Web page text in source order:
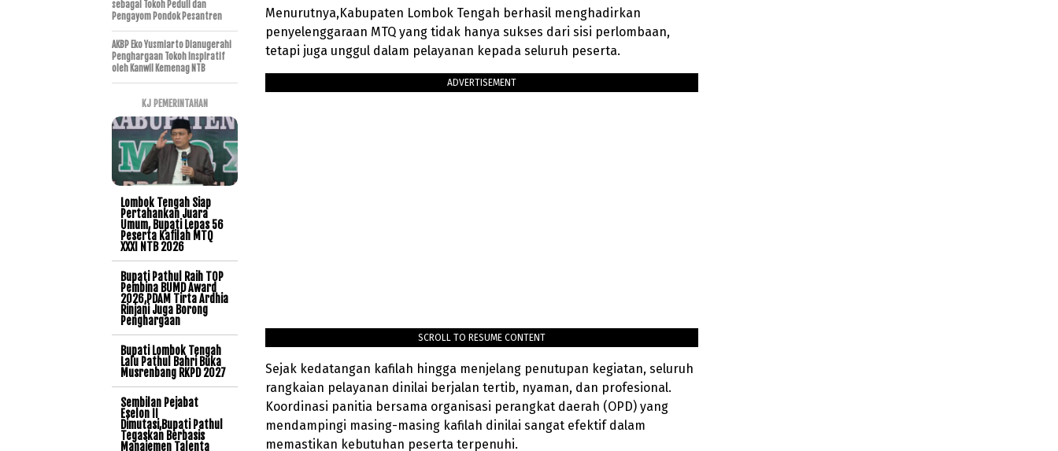
Menurutnya,Kabupaten Lombok Tengah berhasil menghadirkan
penyelenggaraan MTQ yang tidak hanya sukses dari sisi perlombaan,
tetapi juga unggul dalam pelayanan kepada seluruh peserta.
ADVERTISEMENT
SCROLL TO RESUME CONTENT
Sejak kedatangan kafilah hingga menjelang penutupan kegiatan, seluruh
rangkaian pelayanan dinilai berjalan tertib, nyaman, dan profesional.
Koordinasi panitia bersama organisasi perangkat daerah (OPD) yang
mendampingi masing-masing kafilah dinilai sangat efektif dalam
memastikan kebutuhan peserta terpenuhi.
sebagai Tokoh Peduli dan
Pengayom Pondok Pesantren
AKBP Eko Yusmiarto Dianugerahi
Penghargaan Tokoh Inspiratif
oleh Kanwil Kemenag NTB
KJ PEMERINTAHAN
Lombok Tengah Siap
Pertahankan Juara
Umum, Bupati Lepas 56
Peserta Kafilah MTQ
XXXI NTB 2026
Bupati Pathul Raih TOP
Pembina BUMD Award
2026,PDAM Tirta Ardhia
Rinjani Juga Borong
Penghargaan
Bupati Lombok Tengah
Lalu Pathul Bahri Buka
Musrenbang RKPD 2027
Sembilan Pejabat
Eselon II
Dimutasi,Bupati Pathul
Tegaskan Berbasis
Manajemen Talenta